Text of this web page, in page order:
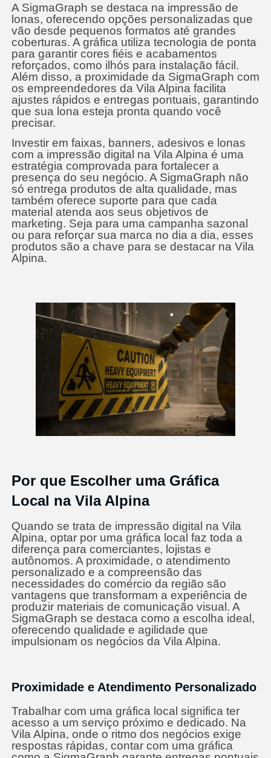
A SigmaGraph se destaca na impressão de
lonas, oferecendo opções personalizadas que
vão desde pequenos formatos até grandes
coberturas. A gráfica utiliza tecnologia de ponta
para garantir cores fiéis e acabamentos
reforçados, como ilhós para instalação fácil.
Além disso, a proximidade da SigmaGraph com
os empreendedores da Vila Alpina facilita
ajustes rápidos e entregas pontuais, garantindo
que sua lona esteja pronta quando você
precisar.
Investir em faixas, banners, adesivos e lonas
com a impressão digital na Vila Alpina é uma
estratégia comprovada para fortalecer a
presença do seu negócio. A SigmaGraph não
só entrega produtos de alta qualidade, mas
também oferece suporte para que cada
material atenda aos seus objetivos de
marketing. Seja para uma campanha sazonal
ou para reforçar sua marca no dia a dia, esses
produtos são a chave para se destacar na Vila
Alpina.
Por que Escolher uma Gráfica
Local na Vila Alpina
Quando se trata de impressão digital na Vila
Alpina, optar por uma gráfica local faz toda a
diferença para comerciantes, lojistas e
autônomos. A proximidade, o atendimento
personalizado e a compreensão das
necessidades do comércio da região são
vantagens que transformam a experiência de
produzir materiais de comunicação visual. A
SigmaGraph se destaca como a escolha ideal,
oferecendo qualidade e agilidade que
impulsionam os negócios da Vila Alpina.
Proximidade e Atendimento Personalizado
Trabalhar com uma gráfica local significa ter
acesso a um serviço próximo e dedicado. Na
Vila Alpina, onde o ritmo dos negócios exige
respostas rápidas, contar com uma gráfica